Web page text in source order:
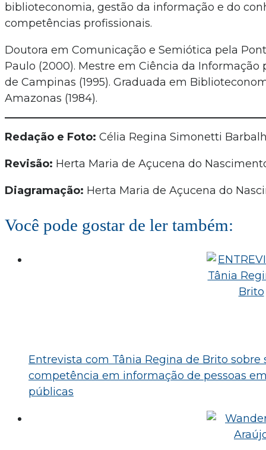
biblioteconomia, gestão da informação e do
competências profissionais.
Doutora em Comunicação e Semiótica pela
Paulo (2000). Mestre em Ciência da
de Campinas (1995). Graduada em
Amazonas (1984).
Redação e Foto: Célia Regina Simonetti
Revisão: Herta Maria de Açucena do
Diagramação: Herta Maria de Açucena do
Você pode gostar de ler também:
Entrevista com Tânia Regina de Brito
competência em informação de pessoas
públicas